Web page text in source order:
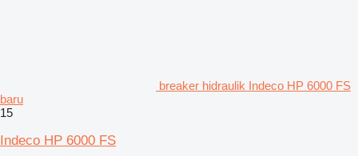
breaker hidraulik Indeco HP 6000 FS
baru
15
Indeco HP 6000 FS